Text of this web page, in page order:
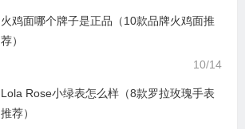
火鸡面哪个牌子是正品（10款品牌火鸡面推
荐）
10/14
Lola Rose小绿表怎么样（8款罗拉玫瑰手表
推荐）